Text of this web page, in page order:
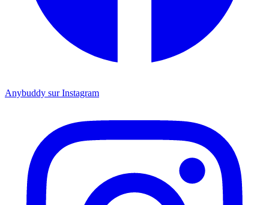
Anybuddy sur Instagram